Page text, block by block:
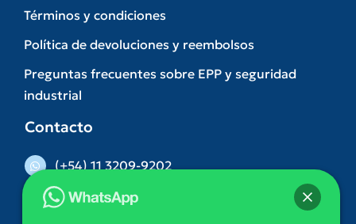
Términos y condiciones
Política de devoluciones y reembolsos
Preguntas frecuentes sobre EPP y seguridad
industrial
Contacto
(+54) 11 3209-9202
(011) 5263-3074
Hola👋, bienvenido a